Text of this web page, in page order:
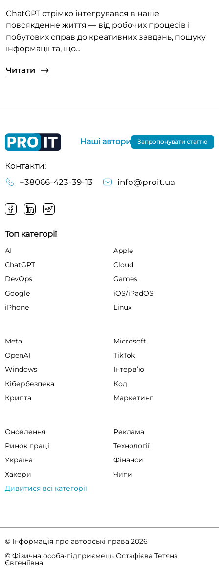
ChatGPT стрімко інтегрувався в наше
повсякденне життя — від робочих процесів і
побутових справ до креативних завдань, пошуку
інформації та, що...
Читати
Контакти:
+38066-423-39-13
info@proit.ua
Наші автори Запропонувати статтю
Топ категорії
AI
Apple
ChatGPT
Cloud
DevOps
Games
Google
iOS/iPadOS
iPhone
Linux
Meta
Microsoft
OpenAI
TikTok
Windows
Інтервʼю
Кібербезпека
Код
Крипта
Маркетинг
Оновлення
Реклама
Ринок праці
Технології
Україна
Фінанси
Хакери
Чипи
Дивитися всі категорії
© Інформація про авторські права 2026
© Фізична особа-підприємець Остафієва Тетяна
Євгеніївна